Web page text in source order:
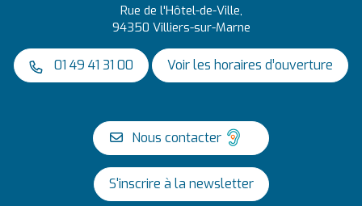
Rue de l'Hôtel-de-Ville,
94350 Villiers-sur-Marne
01 49 41 31 00 Voir les horaires d’ouverture
Nous contacter
S'inscrire à la newsletter